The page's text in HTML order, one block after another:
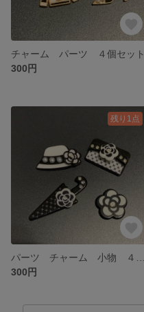
チャーム パーツ ４個セット
300円
残り1点
300円